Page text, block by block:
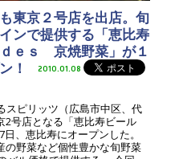
東京２号店を出店。旬
ンで提供する「恵比寿
ｅｓ 京焼野菜」が１
！
2010.01.08
スピリッツ（広島市中区、代
号店となる「恵比寿ビール
、恵比寿にオープンした。
野菜など個性豊かな旬野菜